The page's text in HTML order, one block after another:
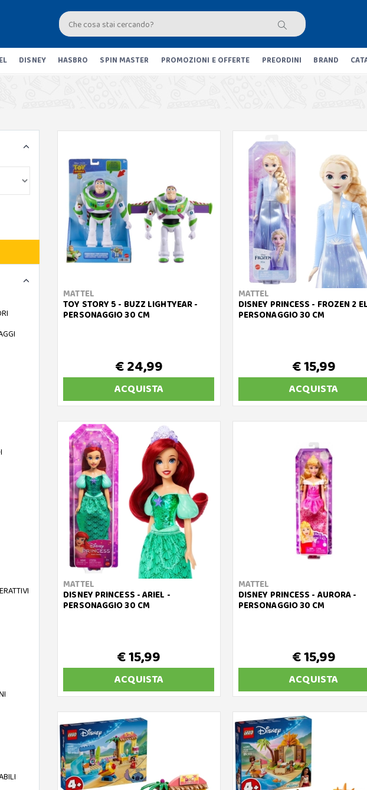
DISNEY HASBRO SPIN MASTER PROMOZIONI E OFFERTE PREORDINI BRAND
MATTEL
TOY STORY 5 - BUZZ LIGHTYEAR -
PERSONAGGIO 30 CM
€ 24,99
ACQUISTA
MATTEL
DISNEY PRINCESS - FROZEN 2
PERSONAGGIO 30 CM
€ 15,99
ACQUISTA
MATTEL
DISNEY PRINCESS - ARIEL -
PERSONAGGIO 30 CM
€ 15,99
ACQUISTA
MATTEL
DISNEY PRINCESS - AURORA -
PERSONAGGIO 30 CM
€ 15,99
ACQUISTA